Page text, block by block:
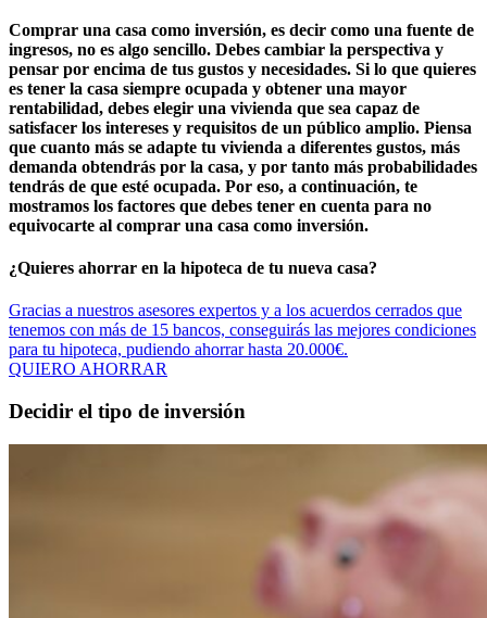
Comprar una casa como inversión, es decir como una fuente de
ingresos, no es algo sencillo. Debes cambiar la perspectiva y
pensar por encima de tus gustos y necesidades. Si lo que quieres
es tener la casa siempre ocupada y obtener una mayor
rentabilidad, debes elegir una vivienda que sea capaz de
satisfacer los intereses y requisitos de un público amplio. Piensa
que cuanto más se adapte tu vivienda a diferentes gustos, más
demanda obtendrás por la casa, y por tanto más probabilidades
tendrás de que esté ocupada. Por eso, a continuación, te
mostramos los factores que debes tener en cuenta para no
equivocarte al comprar una casa como inversión.
¿Quieres ahorrar en la hipoteca de tu nueva casa?
Gracias a nuestros asesores expertos y a los acuerdos cerrados que
tenemos con más de 15 bancos, conseguirás las mejores condiciones
para tu hipoteca, pudiendo ahorrar hasta 20.000€.
QUIERO AHORRAR
Decidir el tipo de inversión